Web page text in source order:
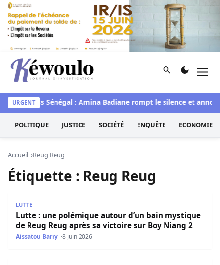
Aller au contenu
Kéwoulo, le premier site d'information et d'investigation
Rechercher
URGENT
Miss Sénégal : Amina Badiane rompt le silence et
POLITIQUE JUSTICE SOCIÉTÉ ENQUÊTE ECONOMIE
Accueil Reug Reug
Étiquette : Reug Reug
LUTTE
Lutte : une polémique autour d’un bain mystique
de Reug Reug après sa victoire sur Boy Niang 2
Aissatou Barry 8 juin 2026